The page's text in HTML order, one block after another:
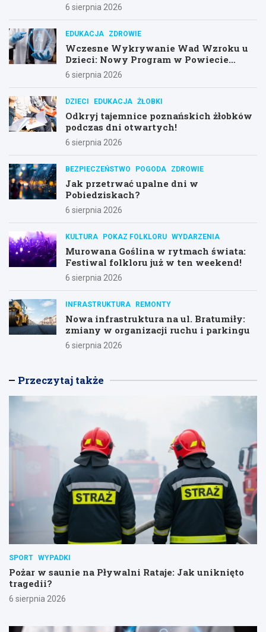
6 sierpnia 2026
EDUKACJA ZDROWIE
Wczesne Wykrywanie Wad Wzroku u
Dzieci: Nowy Program w Powiecie
Poznańskim
6 sierpnia 2026
DZIECI EDUKACJA ŻŁOBKI
Odkryj tajemnice poznańskich żłobków
podczas dni otwartych!
6 sierpnia 2026
BEZPIECZEŃSTWO POGODA ZDROWIE
Jak przetrwać upalne dni w
Pobiedziskach?
6 sierpnia 2026
KULTURA POKAZ FOLKLORU WYDARZENIA
Murowana Goślina w rytmach świata:
Festiwal folkloru już w ten weekend!
6 sierpnia 2026
INFRASTRUKTURA REMONTY
Nowa infrastruktura na ul. Bratumiły:
zmiany w organizacji ruchu i parkingu
6 sierpnia 2026
Przeczytaj także
SPORT WYPADKI
Pożar w saunie na Pływalni Rataje: Jak uniknięto
tragedii?
6 sierpnia 2026